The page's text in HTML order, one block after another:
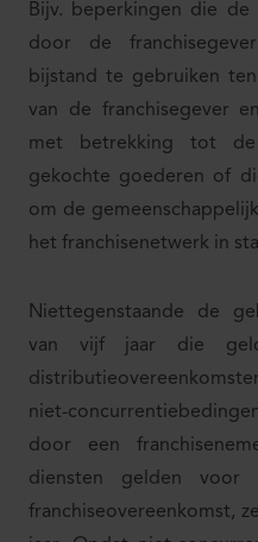
Bijv. beperkingen die de
door de
bijstand te gebruiken
van de franchisegever
met betrekking tot de
gekochte goederen of
om de
het franchisenetwerk in
Niettegenstaande de
van vijf jaar die
niet-
door een
diensten gelden
franchiseovereenkomst,